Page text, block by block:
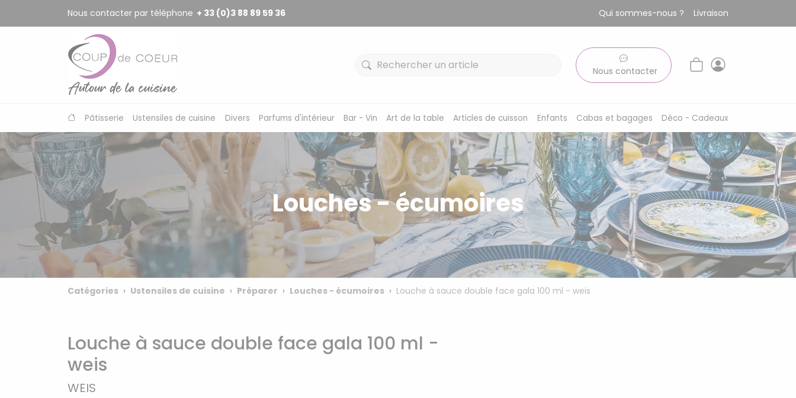
Nous contacter par téléphone + 33 (0)3 88 89 59 36 Qui sommes-nous ? Livraison
Nous contacter
Pâtisserie Ustensiles de cuisine Divers Parfums d'intérieur Bar - Vin Art de la table Articles de cuisson Enfants Cabas et bagages Déco - Cadeaux
Louches - écumoires
Catégories Ustensiles de cuisine Préparer Louches - écumoires Louche à sauce double face gala 100 ml - weis
Louche à sauce double face gala 100 ml -
weis
WEIS
Panneau de gestion des cookies